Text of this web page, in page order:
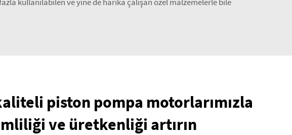
piston pompa motorlarımızla
ve üretkenliği artırın